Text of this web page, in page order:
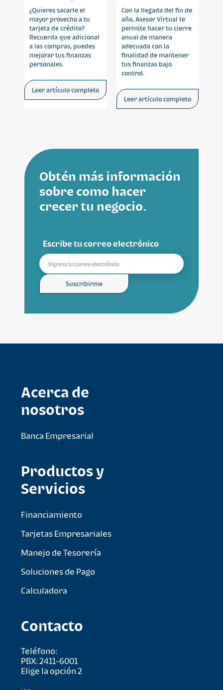
crédito
¿Quieres sacarle el
mayor provecho a tu
tarjeta de crédito?
Recuerda que adicional
a las compras, puedes
mejorar tus finanzas
personales.
Leer artículo completo
tus finanzas bajo
control
Con la llegada del fin de
año, Asesor Virtual te
permite hacer tu cierre
anual de manera
adecuada con la
finalidad de mantener
tus finanzas bajo
control.
Leer artículo completo
Obtén más información
sobre como hacer
crecer tu negocio.
Escribe tu correo electrónico
Suscribirme
Acerca de
nosotros
Banca Empresarial
Productos y
Servicios
Financiamiento
Tarjetas Empresariales
Manejo de Tesorería
Soluciones de Pago
Calculadora
Contacto
Teléfono:
PBX: 2411-6001
Elige la opción 2